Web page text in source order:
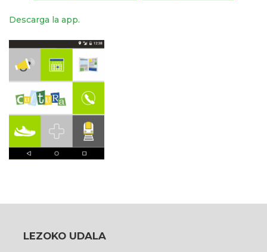
Descarga la app.
LEZOKO UDALA